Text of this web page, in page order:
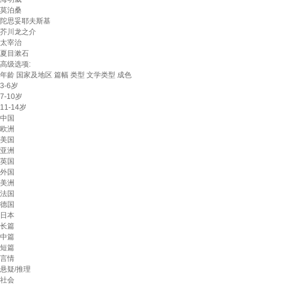
莫泊桑
陀思妥耶夫斯基
芥川龙之介
太宰治
夏目漱石
高级选项:
年龄 国家及地区 篇幅 类型 文学类型 成色
3-6岁
7-10岁
11-14岁
中国
欧洲
美国
亚洲
英国
外国
美洲
法国
德国
日本
长篇
中篇
短篇
言情
悬疑/推理
社会